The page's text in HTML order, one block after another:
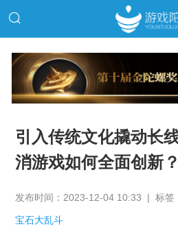
引入传统文化撬动长
消游戏如何全面创新？
发布时间：2023-12-04 10:33 | 标
宝石大乱斗